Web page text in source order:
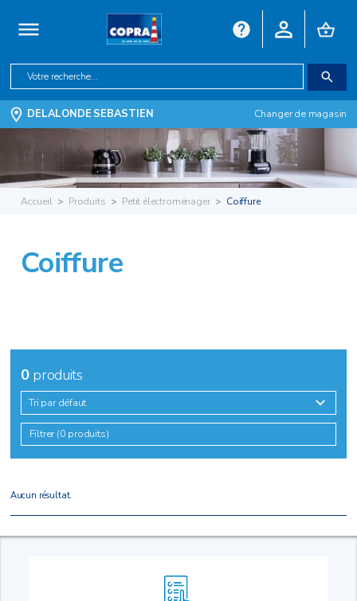
DELALONDE SEBASTIEN Changer de magasin
Accueil Produits Petit électroménager Coiffure
Coiffure
0produits
Tri par défaut
Filtrer (0 produits)
Aucun résultat.